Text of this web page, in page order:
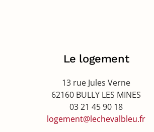
Le logement
13 rue Jules Verne
62160 BULLY LES MINES
03 21 45 90 18
logement@lechevalbleu.fr